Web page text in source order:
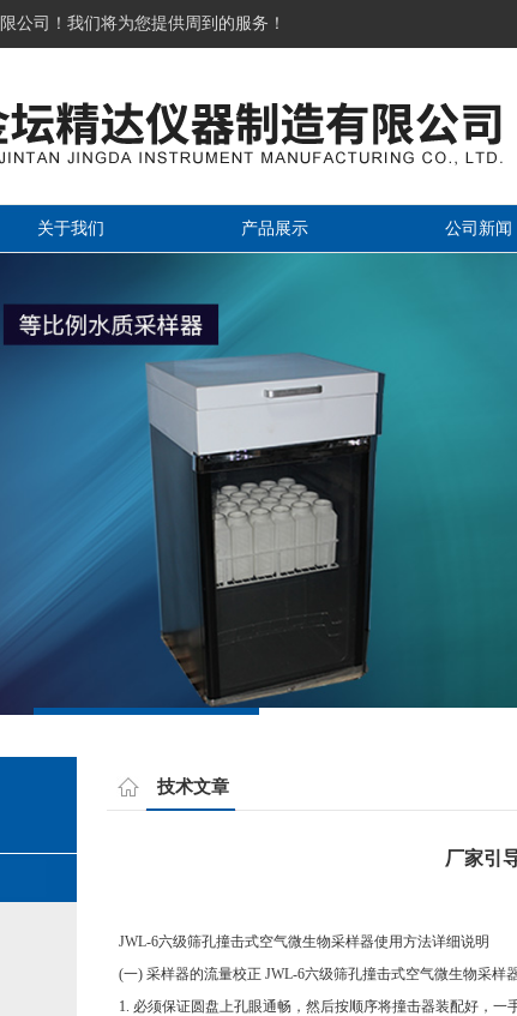
公司！我们将为您提供周到的服务！
关于我们 产品展示 公司新闻
技术文章
厂家引
JWL-6六级筛孔撞击式空气微生物采样器使用方法详细说明
(一) 采样器的流量校正 JWL-6六级筛孔撞击式空气微生物采样
1. 必须保证圆盘上孔眼通畅，然后按顺序将撞击器装配好，一